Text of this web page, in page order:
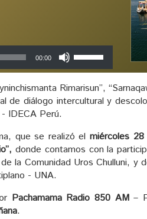
00:00
de
flecha
aumentar
o
disminuir
volumen.
Rimarisun”,
de diálogo intercultural y
IDECA Perú.
que se realizó elmiércoles
donde contamos con la
la Comunidad Uros Chulluni, y
- UNA.
Pachamama Radio 850 AM–
.